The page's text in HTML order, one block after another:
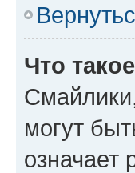
Что
могут
означает